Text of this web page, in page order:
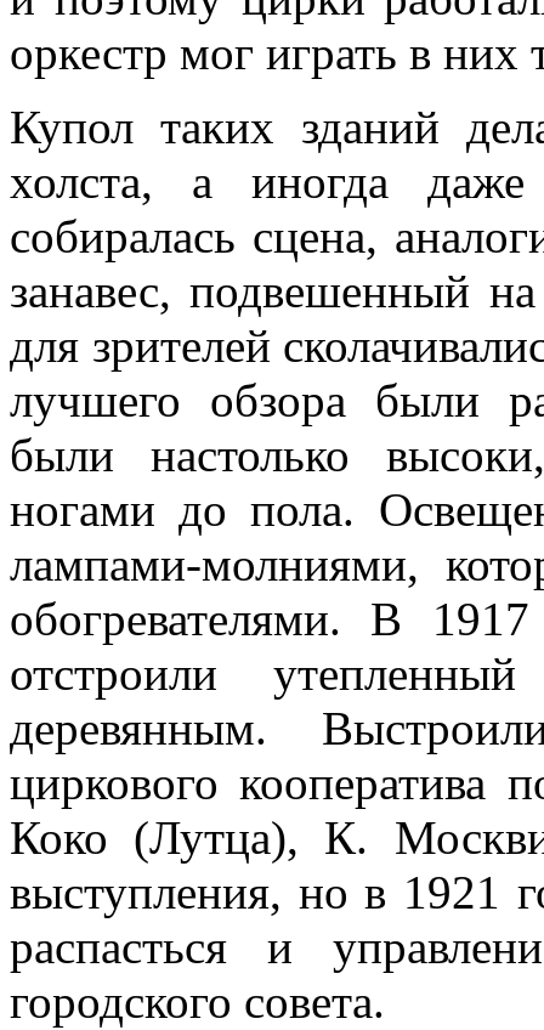
оркестр мог играть в них
Купол таких зданий
холста, а иногда
собиралась сцена,
занавес, подвешенный
для зрителей
лучшего обзора были
были настолько
ногами до пола.
лампами-молниями,
обогревателями. В
отстроили
деревянным.
циркового кооператива
Коко (Лутца), К.
выступления, но в 1921
распасться и
городского совета.